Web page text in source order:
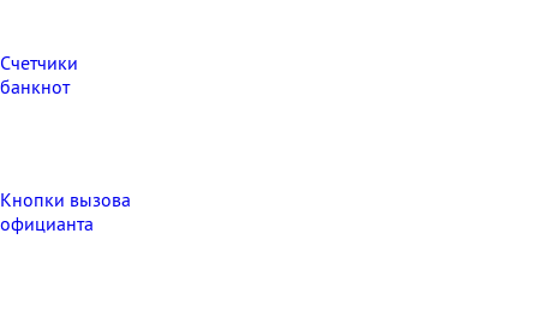
Счетчики
банкнот
Кнопки вызова
официанта